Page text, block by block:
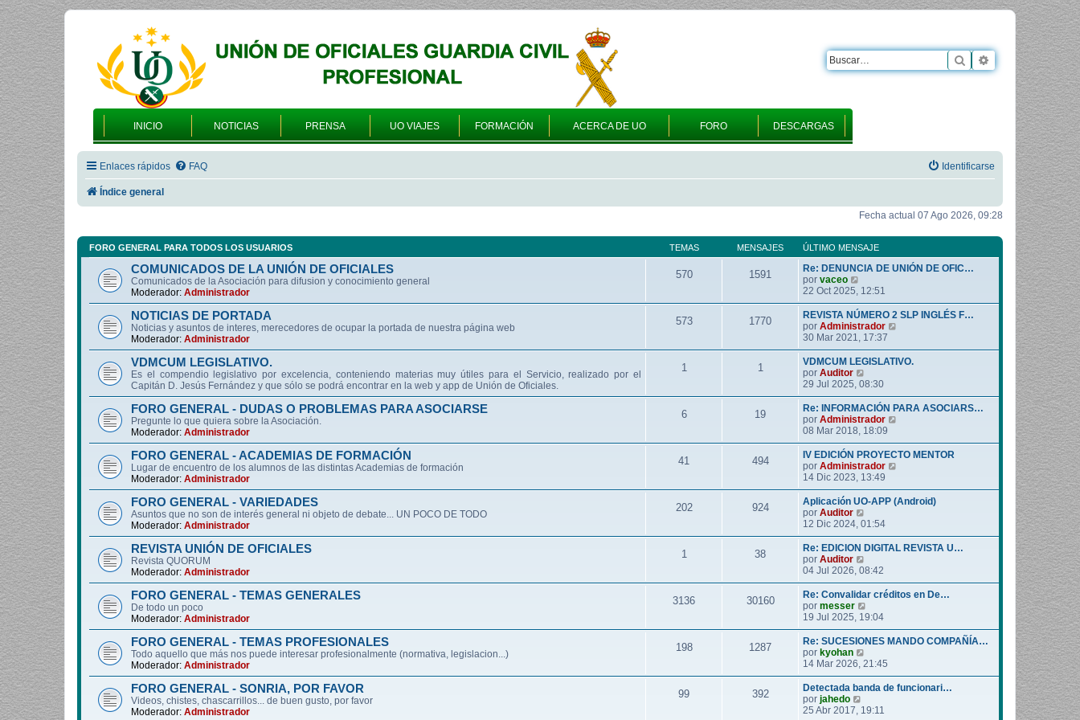
INICIO NOTICIAS PRENSA UO VIAJES FORMACIÓN ACERCA DE UO FORO DESCARGAS
Buscar Búsqueda
Enlaces rápidos FAQ Identificarse
Índice general
Fecha actual 07 Ago 2026, 09:28
FORO GENERAL PARA TODOS LOS USUARIOS TEMAS MENSAJES ÚLTIMO MENSAJE
COMUNICADOS DE LA UNIÓN DE OFICIALES
Comunicados de la Asociación para difusion y conocimiento general
Moderador: Administrador
570 1591
Re: DENUNCIA DE UNIÓN DE OFIC…
por vaceo
e
r
ú
l
m
o
m
n
s
a
j
e
22 Oct 2025, 12:51
NOTICIAS DE PORTADA
Noticias y asuntos de interes, merecedores de ocupar la portada de nuestra página web
Moderador: Administrador
573 1770
REVISTA NÚMERO 2 SLP INGLÉS F…
por Administrador
r
ú
m
n
s
e
30 Mar 2021, 17:37
VDMCUM LEGISLATIVO.
Es el compendio legislativo por excelencia, conteniendo materias muy útiles para el Servicio, realizado por el
Capitán D. Jesús Fernández y que sólo se podrá encontrar en la web y app de Unión de Oficiales.
1 1
VDMCUM LEGISLATIVO.
por Auditor
e
r
ú
l
t
m
o
m
n
s
a
j
e
29 Jul 2025, 08:30
FORO GENERAL - DUDAS O PROBLEMAS PARA ASOCIARSE
Pregunte lo que quiera sobre la Asociación.
Moderador: Administrador
6 19
Re: INFORMACIÓN PARA ASOCIARS…
por Administrador
r
ú
m
n
s
e
08 Mar 2018, 18:09
FORO GENERAL - ACADEMIAS DE FORMACIÓN
Lugar de encuentro de los alumnos de las distintas Academias de formación
Moderador: Administrador
41 494
IV EDICIÓN PROYECTO MENTOR
por Administrador
r
ú
m
n
s
e
14 Dic 2023, 13:49
FORO GENERAL - VARIEDADES
Asuntos que no son de interés general ni objeto de debate... UN POCO DE TODO
Moderador: Administrador
202 924
Aplicación UO-APP (Android)
por Auditor
e
r
ú
t
m
o
m
n
s
a
j
12 Dic 2024, 01:54
REVISTA UNIÓN DE OFICIALES
Revista QUORUM
Moderador: Administrador
1 38
Re: EDICION DIGITAL REVISTA U…
por Auditor
e
r
ú
l
t
m
m
s
a
j
04 Jul 2026, 08:42
FORO GENERAL - TEMAS GENERALES
De todo un poco
Moderador: Administrador
3136 30160
Re: Convalidar créditos en De…
por messer
e
r
ú
t
m
m
19 Jul 2025, 19:04
FORO GENERAL - TEMAS PROFESIONALES
Todo aquello que más nos puede interesar profesionalmente (normativa, legislacion...)
Moderador: Administrador
198 1287
Re: SUCESIONES MANDO COMPAÑÍA…
por kyohan
e
r
ú
t
14 Mar 2026, 21:45
FORO GENERAL - SONRIA, POR FAVOR
Videos, chistes, chascarrillos... de buen gusto, por favor
Moderador: Administrador
99 392
Detectada banda de funcionari…
por jahedo
e
25 Abr 2017, 19:11